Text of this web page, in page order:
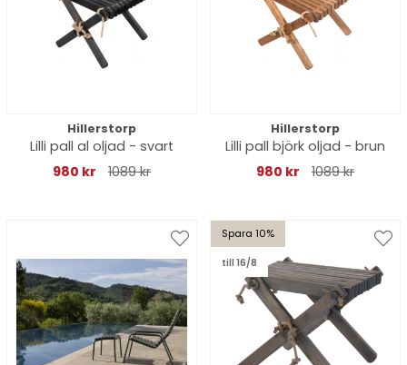
Hillerstorp
Lilli pall al oljad - svart
980 kr
1089 kr
Hillerstorp
Lilli pall björk oljad - brun
980 kr
1089 kr
Spara 10%
till 16/8